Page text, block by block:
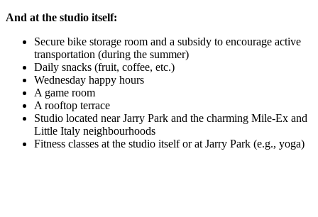
And at the studio itself:
Secure bike storage room and a subsidy to encourage active
transportation (during the summer)
Daily snacks (fruit, coffee, etc.)
Wednesday happy hours
A game room
A rooftop terrace
Studio located near Jarry Park and the charming Mile-Ex and
Little Italy neighbourhoods
Fitness classes at the studio itself or at Jarry Park (e.g., yoga)